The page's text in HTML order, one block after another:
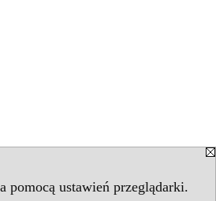
pomocą ustawień przeglądarki.